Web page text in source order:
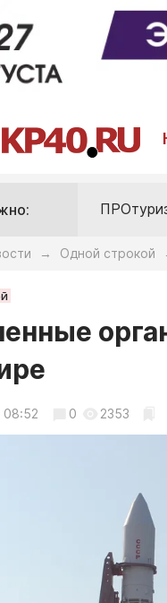
→ Одной строкой
08:52 0 2353